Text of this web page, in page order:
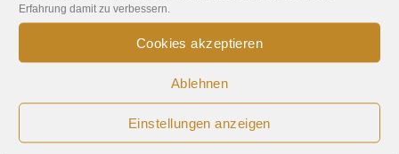
Erfahrung damit zu verbessern.
Cookies akzeptieren
Ablehnen
Einstellungen anzeigen
Schreibe einen Kommentar
Deine E-Mail-Adresse wird nicht veröffentlicht.
Erforderliche Felder sind mit*markiert